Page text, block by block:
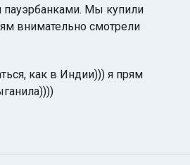
пауэрбанками. Мы купили
внимательно смотрели
как в Индии))) я прям